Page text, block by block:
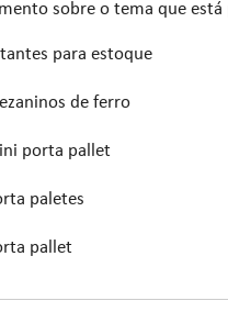
sobre o tema que está
para estoque
de ferro
porta pallet
paletes
pallet